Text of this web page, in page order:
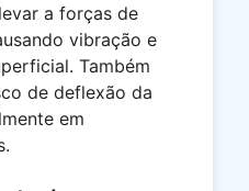
a forças de
vibração e
Também
de deflexão da
em